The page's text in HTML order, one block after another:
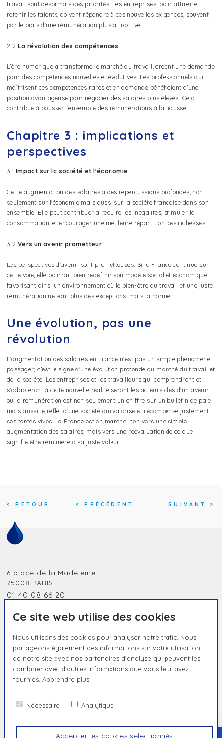
Ce site web utilise des cookies
Nous utilisons des cookies pour analyser notre trafic. Nous
partageons également des informations sur votre utilisation
de notre site avec nos partenaires d'analyse qui peuvent les
combiner avec d'autres informations que vous leur avez
fournies. Apprendre plus.
Nécessaire Analytique
Accepter les cookies sélectionnés
travail sont désormais des priorités. Les entreprises, pour attirer et
retenir les talents, doivent répondre à ces nouvelles exigences, souvent
par le biais d'une rémunération plus attractive.
2.2 La révolution des compétences
L'ère numérique a transformé le marché du travail, créant une demande
pour des compétences nouvelles et évolutives. Les professionnels qui
maîtrisent ces compétences rares et en demande bénéficient d'une
position avantageuse pour négocier des salaires plus élevés. Cela
contribue à pousser l'ensemble des rémunérations à la hausse.
Chapitre 3 : implications et
perspectives
3.1 Impact sur la société et l'économie
Cette augmentation des salaires a des répercussions profondes, non
seulement sur l'économie mais aussi sur la société française dans son
ensemble. Elle peut contribuer à réduire les inégalités, stimuler la
consommation, et encourager une meilleure répartition des richesses.
3.2 Vers un avenir prometteur
Les perspectives d'avenir sont prometteuses. Si la France continue sur
cette voie, elle pourrait bien redéfinir son modèle social et économique,
favorisant ainsi un environnement où le bien-être au travail et une juste
rémunération ne sont plus des exceptions, mais la norme.
Une évolution, pas une
révolution
L'augmentation des salaires en France n'est pas un simple phénomène
passager; c'est le signe d'une évolution profonde du marché du travail et
de la société. Les entreprises et les travailleurs qui comprendront et
s'adapteront à cette nouvelle réalité seront les acteurs clés d'un avenir
où la rémunération est non seulement un chiffre sur un bulletin de paie
mais aussi le reflet d'une société qui valorise et récompense justement
ses forces vives. La France est en marche, non vers une simple
augmentation des salaires, mais vers une réévaluation de ce que
signifie être rémunéré à sa juste valeur.
<RETOUR <PRÉCÉDENT SUIVANT >
6 place de la Madeleine
75008 PARIS
01 40 08 66 20
HUMAIN PAR NATURE, UNIQUE PAR